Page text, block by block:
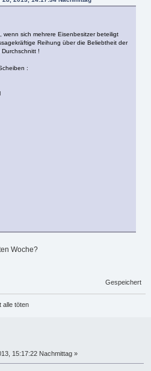
sich mehrere Eisenbesitzer beteiligt
Reihung über die Beliebtheit der
!
:
Woche?
Gespeichert
alle töten
15:17:22 Nachmittag »